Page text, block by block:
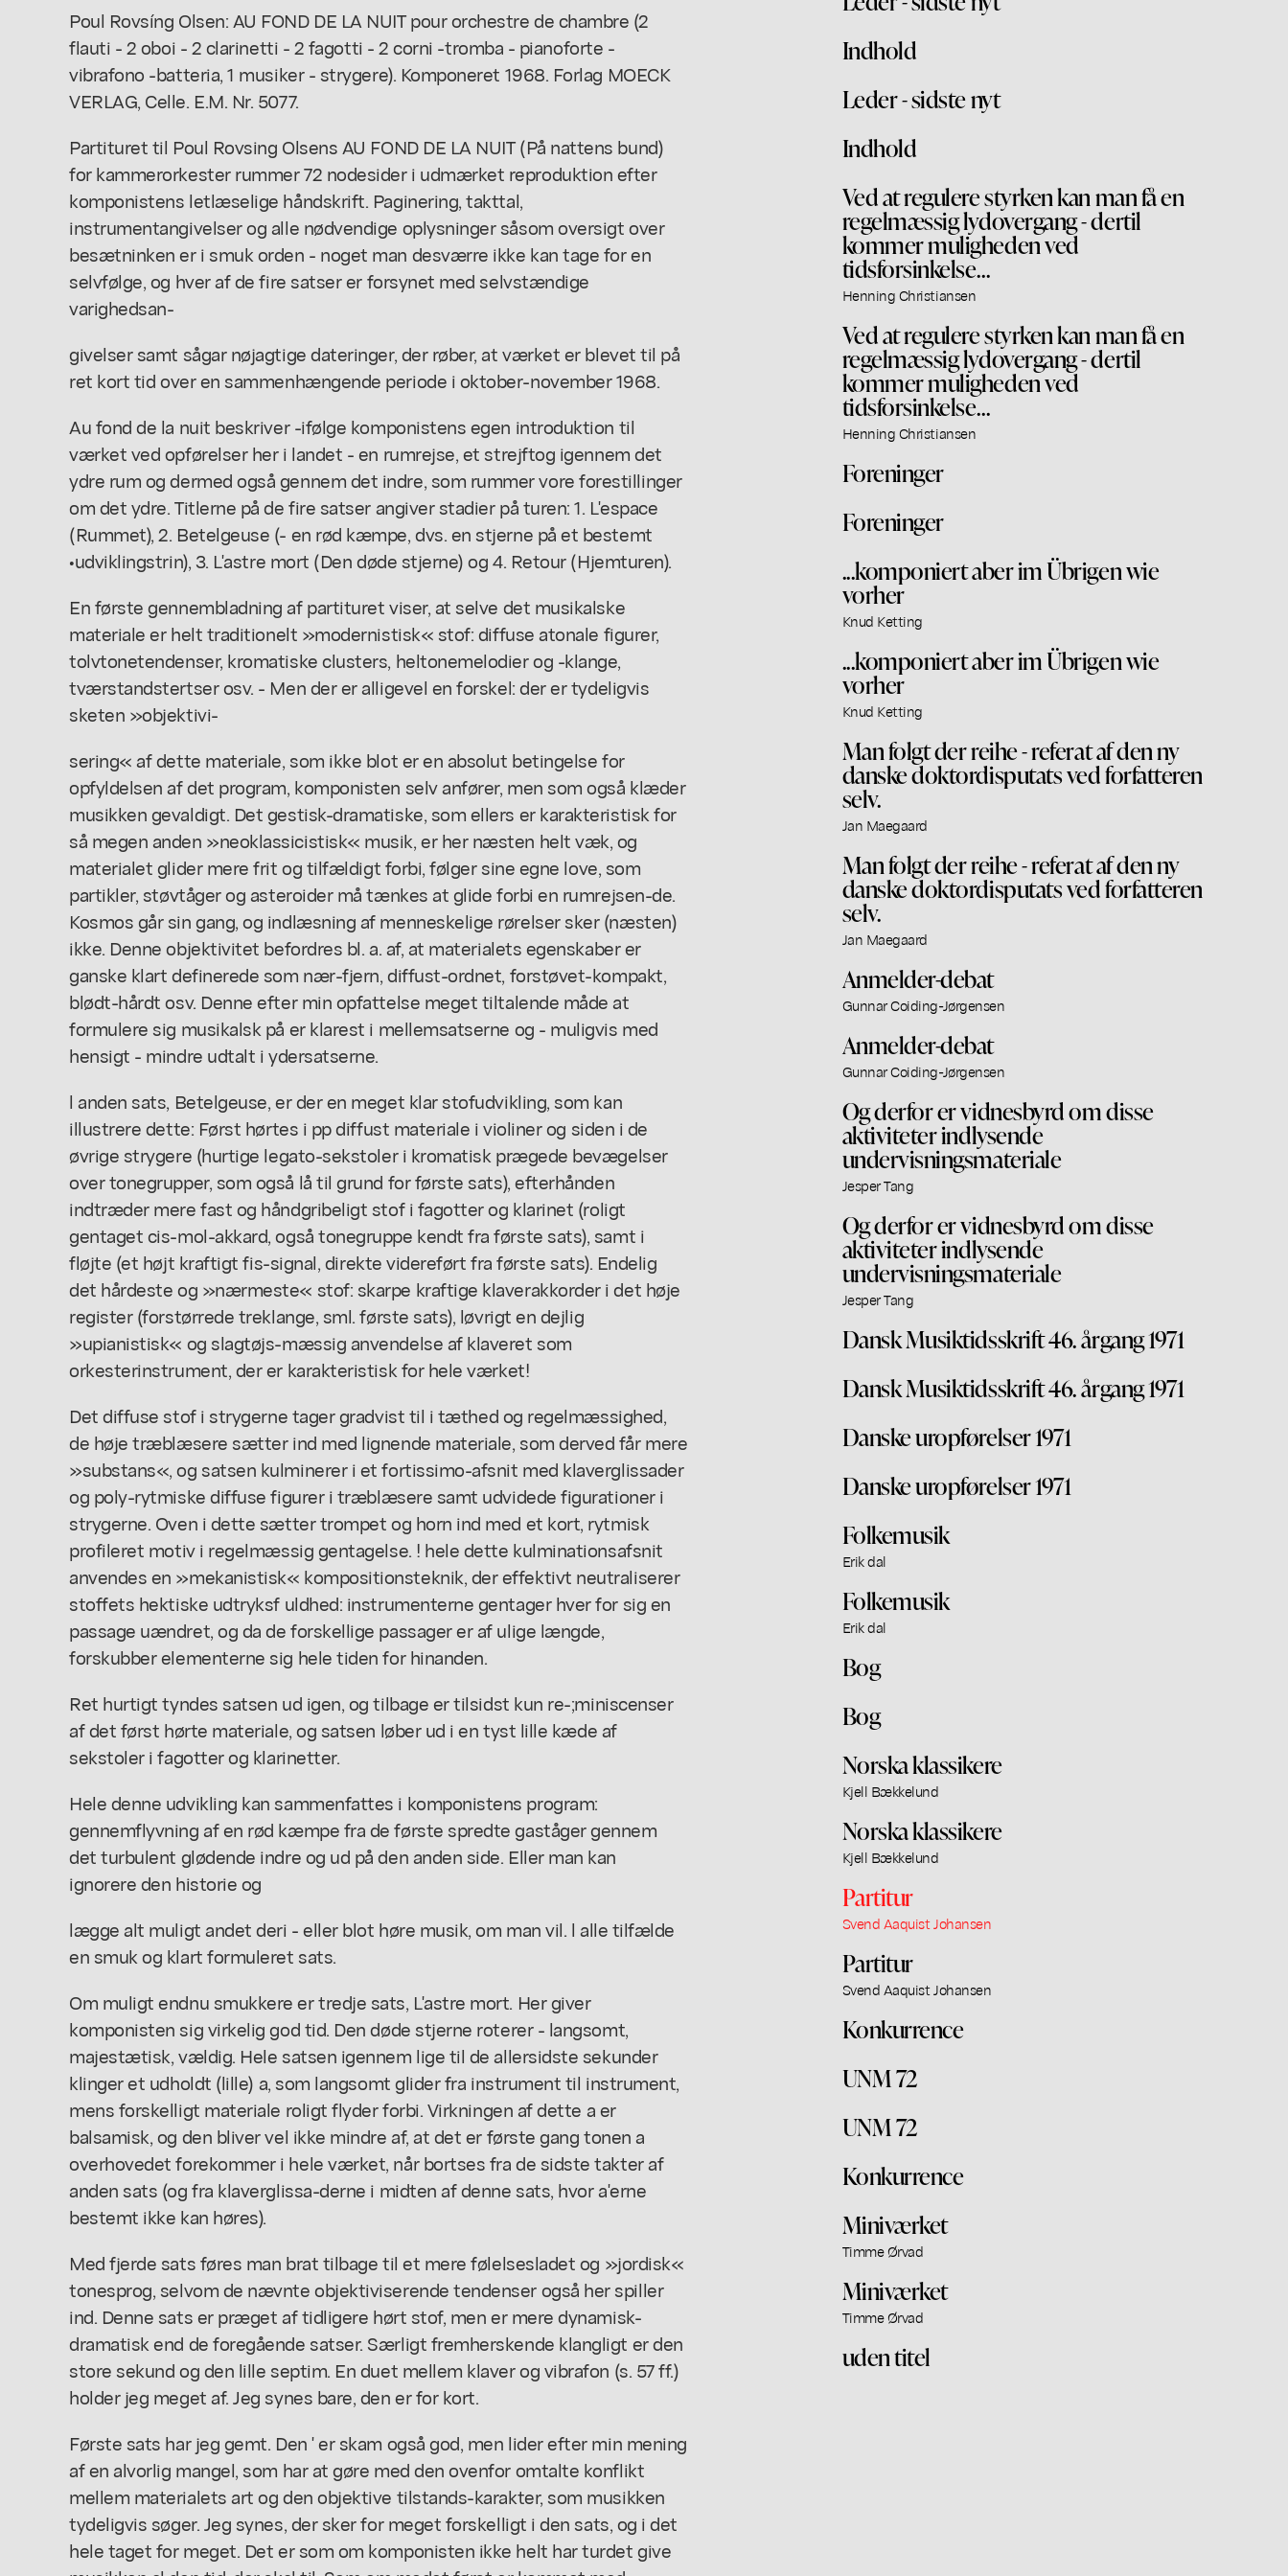
Poul Rovsíng Olsen: AU FOND DE LA NUIT pour orchestre de chambre (2
flauti - 2 oboi - 2 clarinetti - 2 fagotti - 2 corni -tromba - pianoforte -
vibrafono -batteria, 1 musiker - strygere). Komponeret 1968. Forlag MOECK
VERLAG, Celle. E.M. Nr. 5077.
Partituret til Poul Rovsing Olsens AU FOND DE LA NUIT (På nattens bund)
for kammerorkester rummer 72 nodesider i udmærket reproduktion efter
komponistens letlæselige håndskrift. Paginering, takttal,
instrumentangivelser og alle nødvendige oplysninger såsom oversigt over
besætninken er i smuk orden - noget man desværre ikke kan tage for en
selvfølge, og hver af de fire satser er forsynet med selvstændige
varighedsan-
givelser samt sågar nøjagtige dateringer, der røber, at værket er blevet til på
ret kort tid over en sammenhængende periode i oktober-november 1968.
Au fond de la nuit beskriver -ifølge komponistens egen introduktion til
værket ved opførelser her i landet - en rumrejse, et strejftog igennem det
ydre rum og dermed også gennem det indre, som rummer vore forestillinger
om det ydre. Titlerne på de fire satser angiver stadier på turen: 1. L'espace
(Rummet), 2. Betelgeuse (- en rød kæmpe, dvs. en stjerne på et bestemt
•udviklingstrin), 3. L'astre mort (Den døde stjerne) og 4. Retour (Hjemturen).
En første gennembladning af partituret viser, at selve det musikalske
materiale er helt traditionelt »modernistisk« stof: diffuse atonale figurer,
tolvtonetendenser, kromatiske clusters, heltonemelodier og -klange,
tværstandstertser osv. - Men der er alligevel en forskel: der er tydeligvis
sketen »objektivi-
sering« af dette materiale, som ikke blot er en absolut betingelse for
opfyldelsen af det program, komponisten selv anfører, men som også klæder
musikken gevaldigt. Det gestisk-dramatiske, som ellers er karakteristisk for
så megen anden »neoklassicistisk« musik, er her næsten helt væk, og
materialet glider mere frit og tilfældigt forbi, følger sine egne love, som
partikler, støvtåger og asteroider må tænkes at glide forbi en rumrejsen-de.
Kosmos går sin gang, og indlæsning af menneskelige rørelser sker (næsten)
ikke. Denne objektivitet befordres bl. a. af, at materialets egenskaber er
ganske klart definerede som nær-fjern, diffust-ordnet, forstøvet-kompakt,
blødt-hårdt osv. Denne efter min opfattelse meget tiltalende måde at
formulere sig musikalsk på er klarest i mellemsatserne og - muligvis med
hensigt - mindre udtalt i ydersatserne.
l anden sats, Betelgeuse, er der en meget klar stofudvikling, som kan
illustrere dette: Først hørtes i pp diffust materiale i violiner og siden i de
øvrige strygere (hurtige legato-sekstoler i kromatisk prægede bevægelser
over tonegrupper, som også lå til grund for første sats), efterhånden
indtræder mere fast og håndgribeligt stof i fagotter og klarinet (roligt
gentaget cis-mol-akkard, også tonegruppe kendt fra første sats), samt i
fløjte (et højt kraftigt fis-signal, direkte videreført fra første sats). Endelig
det hårdeste og »nærmeste« stof: skarpe kraftige klaverakkorder i det høje
register (forstørrede treklange, sml. første sats), løvrigt en dejlig
»upianistisk« og slagtøjs-mæssig anvendelse af klaveret som
orkesterinstrument, der er karakteristisk for hele værket!
Det diffuse stof i strygerne tager gradvist til i tæthed og regelmæssighed,
de høje træblæsere sætter ind med lignende materiale, som derved får mere
»substans«, og satsen kulminerer i et fortissimo-afsnit med klaverglissader
og poly-rytmiske diffuse figurer i træblæsere samt udvidede figurationer i
strygerne. Oven i dette sætter trompet og horn ind med et kort, rytmisk
profileret motiv i regelmæssig gentagelse. ! hele dette kulminationsafsnit
anvendes en »mekanistisk« kompositionsteknik, der effektivt neutraliserer
stoffets hektiske udtryksf uldhed: instrumenterne gentager hver for sig en
passage uændret, og da de forskellige passager er af ulige længde,
forskubber elementerne sig hele tiden for hinanden.
Ret hurtigt tyndes satsen ud igen, og tilbage er tilsidst kun re-;miniscenser
af det først hørte materiale, og satsen løber ud i en tyst lille kæde af
sekstoler i fagotter og klarinetter.
Hele denne udvikling kan sammenfattes i komponistens program:
gennemflyvning af en rød kæmpe fra de første spredte gaståger gennem
det turbulent glødende indre og ud på den anden side. Eller man kan
ignorere den historie og
lægge alt muligt andet deri - eller blot høre musik, om man vil. l alle tilfælde
en smuk og klart formuleret sats.
Om muligt endnu smukkere er tredje sats, L'astre mort. Her giver
komponisten sig virkelig god tid. Den døde stjerne roterer - langsomt,
majestætisk, vældig. Hele satsen igennem lige til de allersidste sekunder
klinger et udholdt (lille) a, som langsomt glider fra instrument til instrument,
mens forskelligt materiale roligt flyder forbi. Virkningen af dette a er
balsamisk, og den bliver vel ikke mindre af, at det er første gang tonen a
overhovedet forekommer i hele værket, når bortses fra de sidste takter af
anden sats (og fra klaverglissa-derne i midten af denne sats, hvor a'erne
bestemt ikke kan høres).
Med fjerde sats føres man brat tilbage til et mere følelsesladet og »jordisk«
tonesprog, selvom de nævnte objektiviserende tendenser også her spiller
ind. Denne sats er præget af tidligere hørt stof, men er mere dynamisk-
dramatisk end de foregående satser. Særligt fremherskende klangligt er den
store sekund og den lille septim. En duet mellem klaver og vibrafon (s. 57 ff.)
holder jeg meget af. Jeg synes bare, den er for kort.
Første sats har jeg gemt. Den ' er skam også god, men lider efter min mening
af en alvorlig mangel, som har at gøre med den ovenfor omtalte konflikt
mellem materialets art og den objektive tilstands-karakter, som musikken
tydeligvis søger. Jeg synes, der sker for meget forskelligt i den sats, og i det
hele taget for meget. Det er som om komponisten ikke helt har turdet give
Indhold
Leder - sidste nyt
Indhold
Ved at regulere styrken kan man få en
regelmæssig lydovergang - dertil
kommer muligheden ved
tidsforsinkelse…
Henning Christiansen
Ved at regulere styrken kan man få en
regelmæssig lydovergang - dertil
kommer muligheden ved
tidsforsinkelse…
Henning Christiansen
Foreninger
Foreninger
...komponiert aber im Übrigen wie
vorher
Knud Ketting
...komponiert aber im Übrigen wie
vorher
Knud Ketting
Man folgt der reihe - referat af den ny
danske doktordisputats ved forfatteren
selv.
Jan Maegaard
Man folgt der reihe - referat af den ny
danske doktordisputats ved forfatteren
selv.
Jan Maegaard
Anmelder-debat
Gunnar Coiding-Jørgensen
Anmelder-debat
Gunnar Coiding-Jørgensen
Og derfor er vidnesbyrd om disse
aktiviteter indlysende
undervisningsmateriale
Jesper Tang
Og derfor er vidnesbyrd om disse
aktiviteter indlysende
undervisningsmateriale
Jesper Tang
Dansk Musiktidsskrift 46. årgang 1971
Dansk Musiktidsskrift 46. årgang 1971
Danske uropførelser 1971
Danske uropførelser 1971
Folkemusik
Erik dal
Folkemusik
Erik dal
Bog
Bog
Norska klassikere
Kjell Bækkelund
Norska klassikere
Kjell Bækkelund
Partitur
Svend Aaquist Johansen
Partitur
Svend Aaquist Johansen
Konkurrence
UNM 72
UNM 72
Konkurrence
Miniværket
Timme Ørvad
Miniværket
Timme Ørvad
uden titel